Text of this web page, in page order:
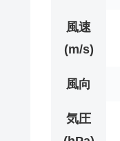
風速
(m/s)
風向
気圧